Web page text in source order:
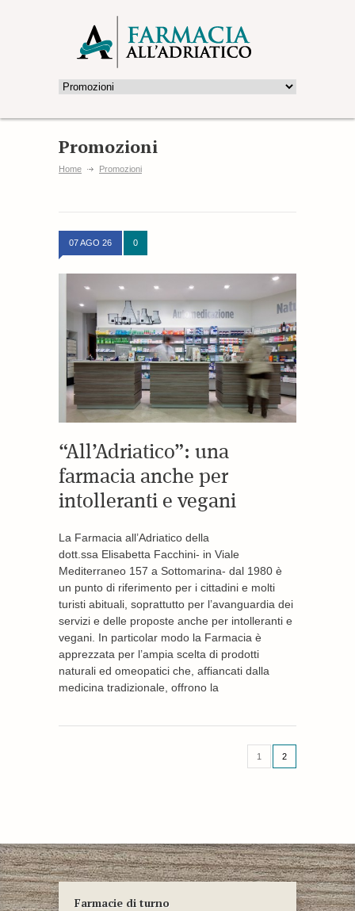
Promozioni
Home Promozioni
07 AGO 26 0
“All’Adriatico”: una
farmacia anche per
intolleranti e vegani
La Farmacia all’Adriatico della
dott.ssa Elisabetta Facchini- in Viale
Mediterraneo 157 a Sottomarina- dal 1980 è
un punto di riferimento per i cittadini e molti
turisti abituali, soprattutto per l’avanguardia dei
servizi e delle proposte anche per intolleranti e
vegani. In particolar modo la Farmacia è
apprezzata per l’ampia scelta di prodotti
naturali ed omeopatici che, affiancati dalla
medicina tradizionale, offrono la
1 2
Farmacie di turno